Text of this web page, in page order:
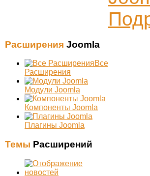
Расширения Joomla
Все
Расширения
Модули Joomla
Компоненты Joomla
Плагины Joomla
Темы Расширений